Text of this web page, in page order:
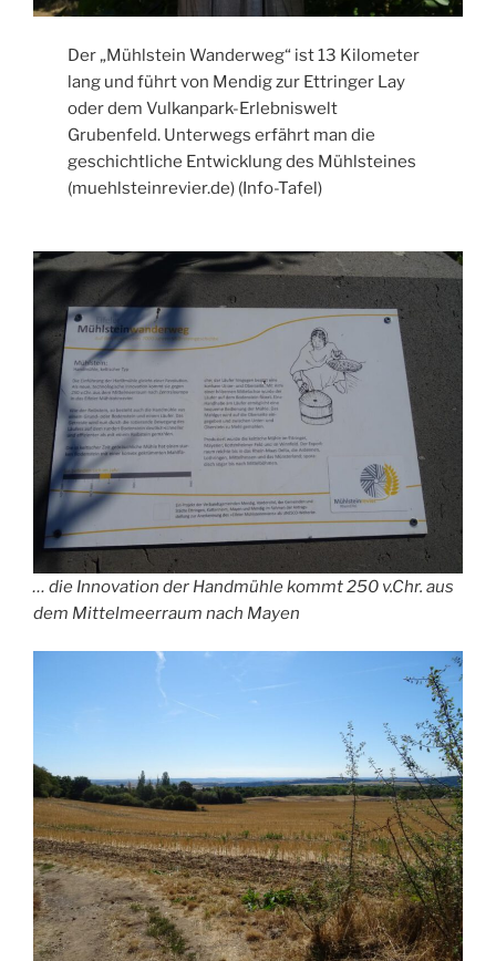
Der „Mühlstein Wanderweg“ ist 13 Kilometer
lang und führt von Mendig zur Ettringer Lay
oder dem Vulkanpark-Erlebniswelt
Grubenfeld. Unterwegs erfährt man die
geschichtliche Entwicklung des Mühlsteines
(muehlsteinrevier.de) (Info-Tafel)
… die Innovation der Handmühle kommt 250 v.Chr. aus
dem Mittelmeerraum nach Mayen